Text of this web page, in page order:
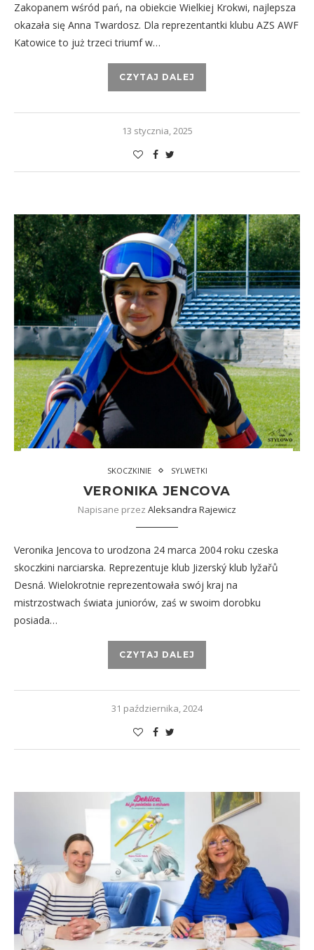
Zakopanem wśród pań, na obiekcie Wielkiej Krokwi, najlepsza
okazała się Anna Twardosz. Dla reprezentantki klubu AZS AWF
Katowice to już trzeci triumf w…
CZYTAJ DALEJ
13 stycznia, 2025
SKOCZKINIE SYLWETKI
VERONIKA JENCOVA
Napisane przez Aleksandra Rajewicz
Veronika Jencova to urodzona 24 marca 2004 roku czeska
skoczkini narciarska. Reprezentuje klub Jizerský klub lyžařů
Desná. Wielokrotnie reprezentowała swój kraj na
mistrzostwach świata juniorów, zaś w swoim dorobku
posiada…
CZYTAJ DALEJ
31 października, 2024